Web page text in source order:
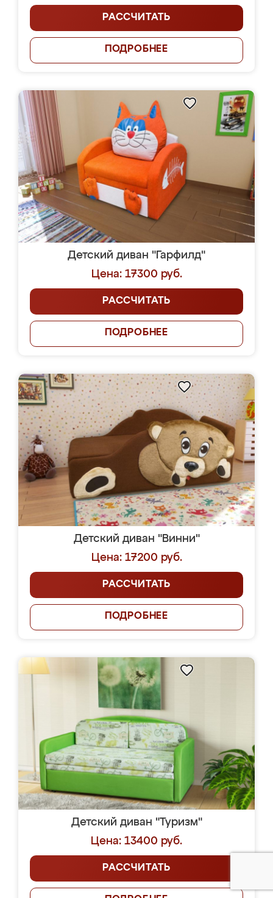
РАССЧИТАТЬ
ПОДРОБНЕЕ
Детский диван "Гарфилд"
Цена: 17300 руб.
РАССЧИТАТЬ
ПОДРОБНЕЕ
Детский диван "Винни"
Цена: 17200 руб.
РАССЧИТАТЬ
ПОДРОБНЕЕ
Детский диван "Туризм"
Цена: 13400 руб.
РАССЧИТАТЬ